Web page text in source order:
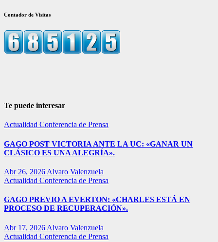
Contador de Visitas
Te puede interesar
Actualidad Conferencia de Prensa
GAGO POST VICTORIA ANTE LA UC: «GANAR UN
CLÁSICO ES UNA ALEGRÍA».
Abr 26, 2026 Alvaro Valenzuela
Actualidad Conferencia de Prensa
GAGO PREVIO A EVERTON: «CHARLES ESTÁ EN
PROCESO DE RECUPERACIÓN».
Abr 17, 2026 Alvaro Valenzuela
Actualidad Conferencia de Prensa